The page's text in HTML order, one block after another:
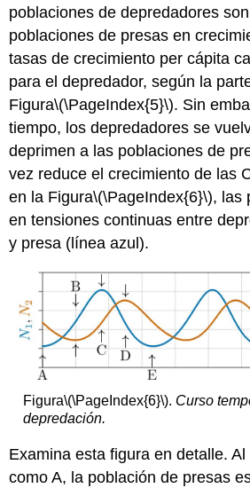
poblaciones de depredadores
poblaciones de presas en
tasas de crecimiento per cápita
para el depredador, según la
Figura\(\PageIndex{5}\). Sin
tiempo, los depredadores se
deprimen a las poblaciones de
vez reduce el crecimiento de las
en la Figura\(\PageIndex{6}\), las
en tensiones continuas entre
y presa (línea azul).
Figura\(\PageIndex{6}\). Curso
depredación.
Examina esta figura en detalle.
como A, la población de presas